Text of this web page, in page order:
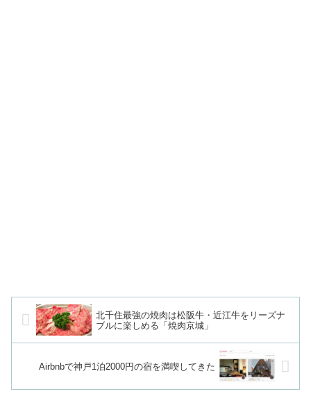
北千住最強の焼肉は松阪牛・近江牛をリーズナ
ブルに楽しめる「焼肉京城」
Airbnbで神戸1泊2000円の宿を満喫してきた